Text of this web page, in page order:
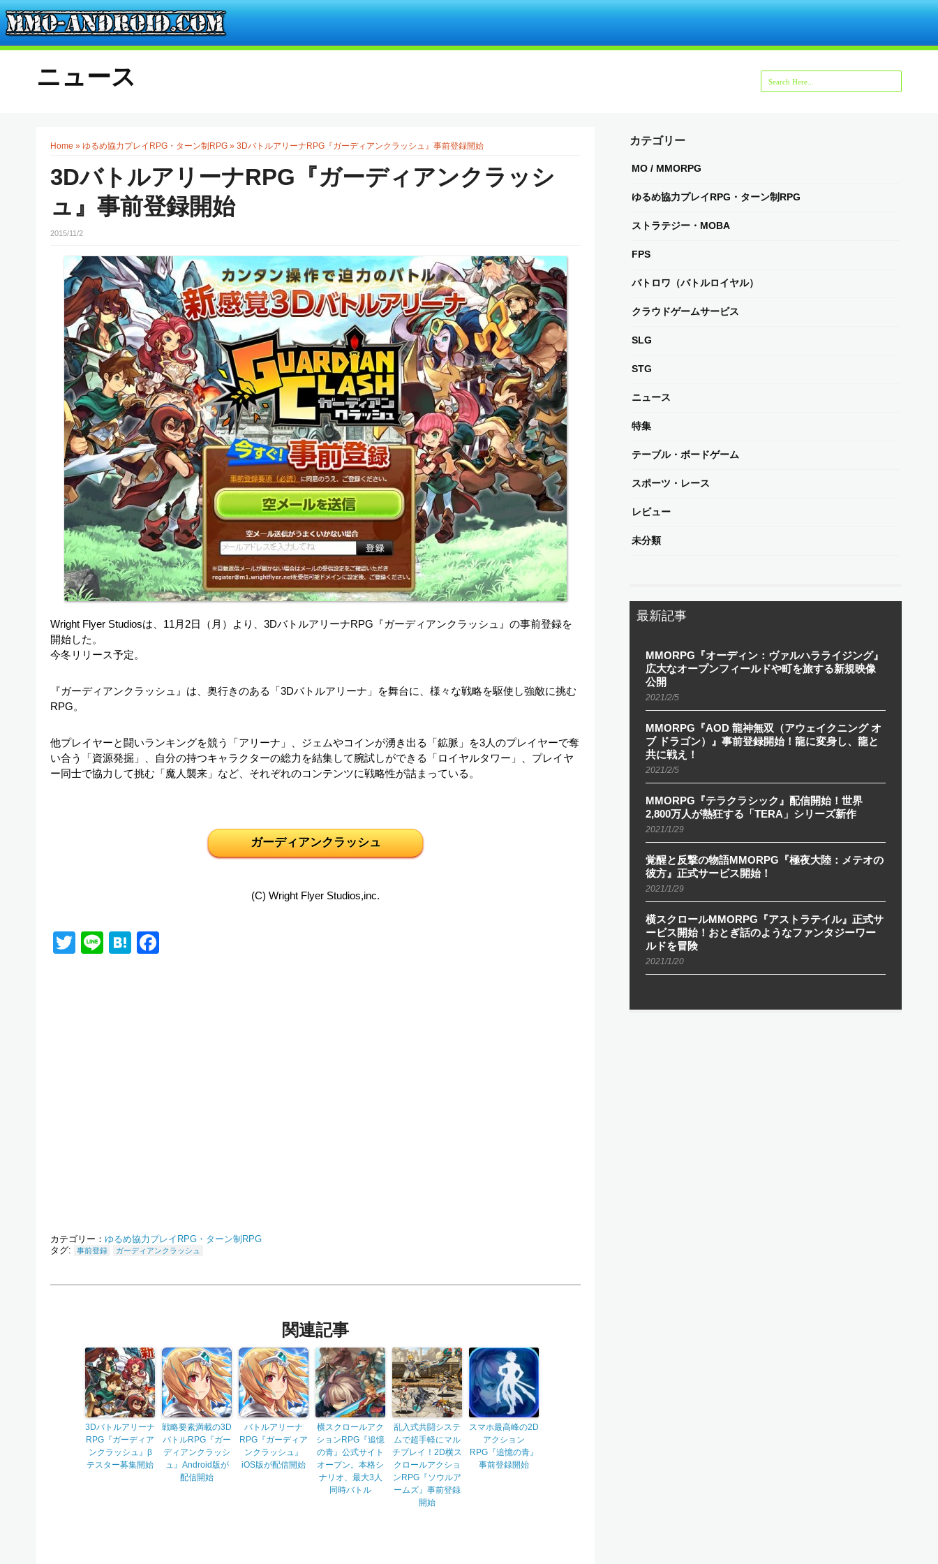
ニュース
Home » ゆるめ協力プレイRPG・ターン制RPG » 3DバトルアリーナRPG『ガーディアンクラッシュ』事前登録開始
3DバトルアリーナRPG『ガーディアンクラッシ
ュ』事前登録開始
2015/11/2
Wright Flyer Studiosは、11月2日（月）より、3DバトルアリーナRPG『ガーディアンクラッシュ』の事前登録を
開始した。
今冬リリース予定。
『ガーディアンクラッシュ』は、奥行きのある「3Dバトルアリーナ」を舞台に、様々な戦略を駆使し強敵に挑む
RPG。
他プレイヤーと闘いランキングを競う「アリーナ」、ジェムやコインが湧き出る「鉱脈」を3人のプレイヤーで奪
い合う「資源発掘」、自分の持つキャラクターの総力を結集して腕試しができる「ロイヤルタワー」、プレイヤ
ー同士で協力して挑む「魔人襲来」など、それぞれのコンテンツに戦略性が詰まっている。
ガーディアンクラッシュ
(C) Wright Flyer Studios,inc.
Twitter
LineHatena
カテゴリー： ゆるめ協力プレイRPG・ターン制RPG
タグ:
事前登録 ガーディアンクラッシュ
関連記事
3Dバトルアリーナ
RPG『ガーディア
ンクラッシュ』β
テスター募集開始
戦略要素満載の3D
バトルRPG『ガー
ディアンクラッシ
ュ』Android版が
配信開始
バトルアリーナ
RPG『ガーディア
ンクラッシュ』
iOS版が配信開始
横スクロールアク
ションRPG『追憶
の青』公式サイト
オープン。本格シ
ナリオ、最大3人
同時バトル
乱入式共闘システ
ムで超手軽にマル
チプレイ！2D横ス
クロールアクショ
ンRPG『ソウルア
ームズ』事前登録
開始
スマホ最高峰の2D
アクション
RPG『追憶の青』
事前登録開始
カテゴリー
MO / MMORPG
ゆるめ協力プレイRPG・ターン制RPG
ストラテジー・MOBA
FPS
バトロワ（バトルロイヤル）
クラウドゲームサービス
SLG
STG
ニュース
特集
テーブル・ボードゲーム
スポーツ・レース
レビュー
未分類
最新記事
MMORPG『オーディン：ヴァルハラライジング』
広大なオープンフィールドや町を旅する新規映像
公開
2021/2/5
MMORPG『AOD 龍神無双（アウェイクニング オ
ブ ドラゴン）』事前登録開始！龍に変身し、龍と
共に戦え！
2021/2/5
MMORPG『テラクラシック』配信開始！世界
2,800万人が熱狂する「TERA」シリーズ新作
2021/1/29
覚醒と反撃の物語MMORPG『極夜大陸：メテオの
彼方』正式サービス開始！
2021/1/29
横スクロールMMORPG『アストラテイル』正式サ
ービス開始！おとぎ話のようなファンタジーワー
ルドを冒険
2021/1/20